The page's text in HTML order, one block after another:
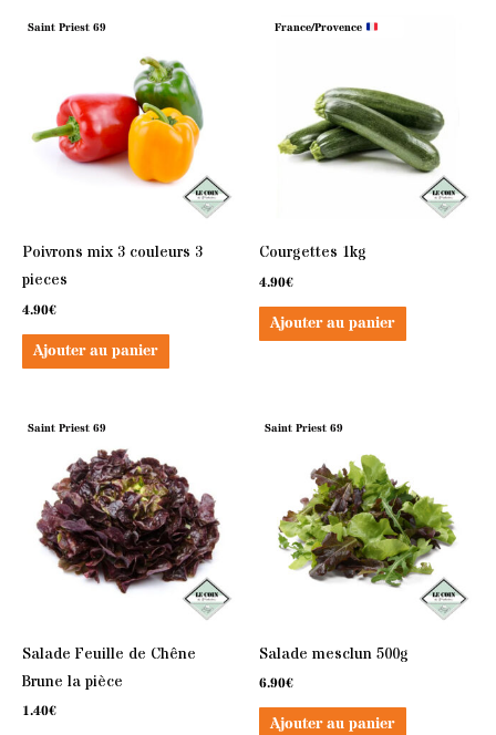
Saint Priest 69
Poivrons mix 3 couleurs 3
pieces
4.90€
Ajouter au panier
France/Provence
Courgettes 1kg
4.90€
Ajouter au panier
Saint Priest 69
Salade Feuille de Chêne
Brune la pièce
1.40€
Saint Priest 69
Salade mesclun 500g
6.90€
Ajouter au panier